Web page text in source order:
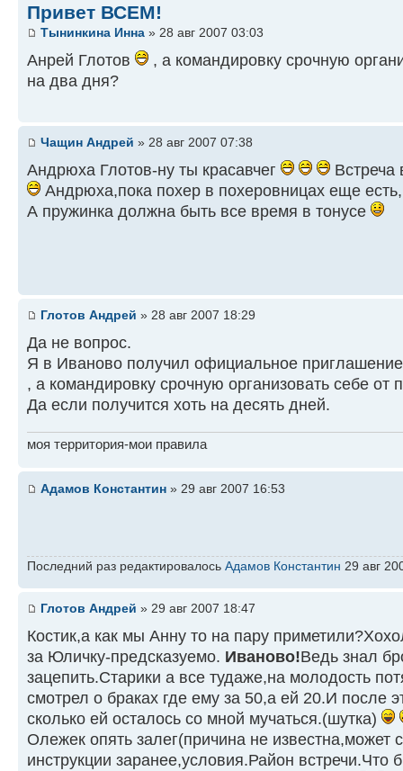
Привет ВСЕМ!
Тынинкина Инна » 28 авг 2007 03:03
Анрей Глотов
, а командировку срочную
на два дня?
Чащин Андрей » 28 авг 2007 07:38
Андрюха Глотов-ну ты красавчег
Андрюха,пока похер в похеровницах еще
А пружинка должна быть все время в тонусе
Глотов Андрей » 28 авг 2007 18:29
Да не вопрос.
Я в Иваново получил официальное
, а командировку срочную организовать себе от
Да если получится хоть на десять дней.
моя территория-мои правила
Адамов Константин » 29 авг 2007 16:53
Последний раз редактировалось Адамов Константин 29 авг
Глотов Андрей » 29 авг 2007 18:47
Костик,а как мы Анну то на пару
за Юличку-предсказуемо. Иваново!Ведь знал
зацепить.Старики а все тудаже,на молодость
смотрел о браках где ему за 50,а ей 20.И после
сколько ей осталось со мной мучаться.(шутка)
Олежек опять залег(причина не известна,может
инструкции заранее,условия.Район встречи.Что